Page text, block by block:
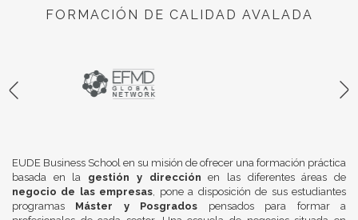
FORMACIÓN DE CALIDAD AVALADA
EUDE Business School en su misión de ofrecer una formación práctica
basada en la gestión y dirección en las diferentes áreas de
negocio de las empresas , pone a disposición de sus estudiantes
programas Máster y Posgrados pensados para formar a